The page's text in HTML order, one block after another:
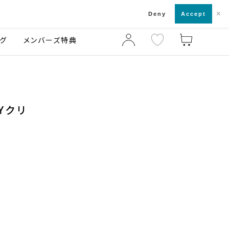
店舗一覧・来店予約
メンバーズ特典
リ
Deny Accept ×